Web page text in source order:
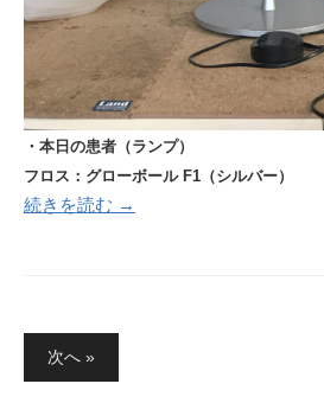
・本日の患者（ランプ）
フロス：グローボールF1（シルバー）
続きを読む →
次へ »